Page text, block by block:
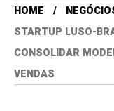
HOME
STARTUP LUSO-
CONSOLIDAR
VENDAS